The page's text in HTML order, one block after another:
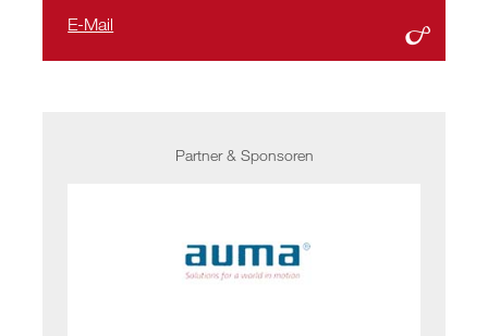
E-Mail
Partner & Sponsoren